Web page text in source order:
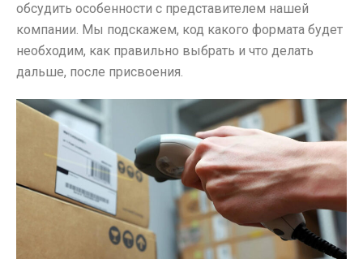
обсудить особенности с представителем нашей
компании. Мы подскажем, код какого формата будет
необходим, как правильно выбрать и что делать
дальше, после присвоения.